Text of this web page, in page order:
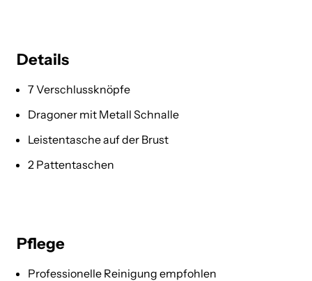
Details
7 Verschlussknöpfe
Dragoner mit Metall Schnalle
Leistentasche auf der Brust
2 Pattentaschen
Pflege
Professionelle Reinigung empfohlen